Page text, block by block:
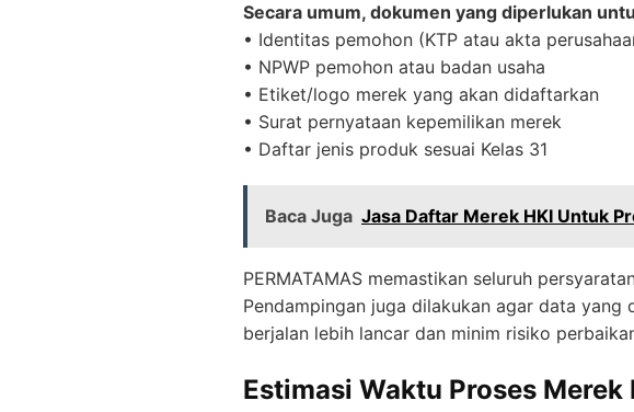
Secara umum, dokumen yang diperlukan
• Identitas pemohon (KTP atau akta
• NPWP pemohon atau badan usaha
• Etiket/logo merek yang akan didaftarkan
• Surat pernyataan kepemilikan merek
• Daftar jenis produk sesuai Kelas 31
Baca Juga Jasa Daftar Merek HKI Untuk
PERMATAMAS memastikan seluruh
Pendampingan juga dilakukan agar data
berjalan lebih lancar dan minim risiko
Estimasi Waktu Proses Merek